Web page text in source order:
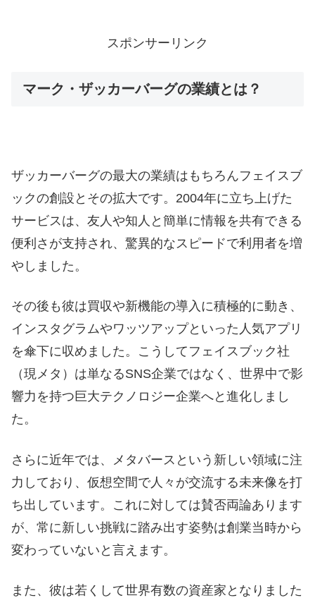
スポンサーリンク
マーク・ザッカーバーグの業績とは？
ザッカーバーグの最大の業績はもちろんフェイスブ
ックの創設とその拡大です。2004年に立ち上げた
サービスは、友人や知人と簡単に情報を共有できる
便利さが支持され、驚異的なスピードで利用者を増
やしました。
その後も彼は買収や新機能の導入に積極的に動き、
インスタグラムやワッツアップといった人気アプリ
を傘下に収めました。こうしてフェイスブック社
（現メタ）は単なるSNS企業ではなく、世界中で影
響力を持つ巨大テクノロジー企業へと進化しまし
た。
さらに近年では、メタバースという新しい領域に注
力しており、仮想空間で人々が交流する未来像を打
ち出しています。これに対しては賛否両論あります
が、常に新しい挑戦に踏み出す姿勢は創業当時から
変わっていないと言えます。
また、彼は若くして世界有数の資産家となりました